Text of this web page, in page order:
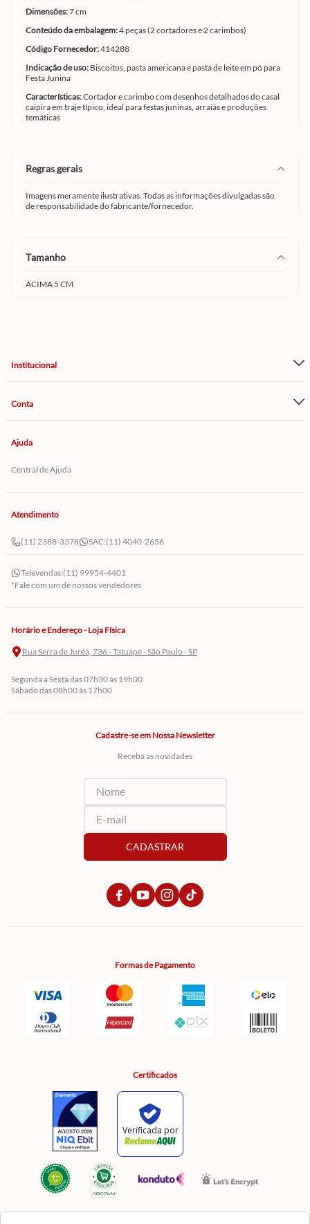
Dimensões:7 cm
Conteúdo da embalagem:4 peças (2 cortadores e 2 carimbos)
Código Fornecedor:414288
Indicação de uso: Biscoitos, pasta americana e pasta de leite em pó para
Festa Junina
Características:Cortador e carimbo com desenhos detalhados do casal
caipira em traje típico, ideal para festas juninas, arraiás e produções
temáticas
regras gerais
Imagens meramente ilustrativas. Todas as informações divulgadas são
de responsabilidade do fabricante/fornecedor.
tamanho
ACIMA 5 CM
Institucional
Conta
Ajuda
Central de Ajuda
Atendimento
(11) 2388-3378 SAC:(11) 4040-2656
Televendas:(11) 99954-4401
*Fale com um de nossos vendedores
Horário e Endereço - Loja Física
Rua Serra de Juréa, 736 - Tatuapé - São Paulo - SP
Segunda a Sexta das 07h30 às 19h00
Sábado das 08h00 às 17h00
Cadastre-se em Nossa Newsletter
Receba as novidades
CADASTRAR
Formas de Pagamento
Certificados